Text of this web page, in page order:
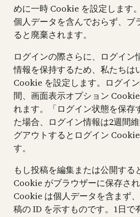
めに一時 Cookie を設定します
個人データを含んでおらず、ブ
ると廃棄されます。
ログインの際さらに、ログイン
情報を保持するため、私たちは
Cookie を設定します。ログイ
間、画面表示オプション
れます。「ログイン状態を保存
た場合、ログイン情報は2週間
グアウトするとログイン
す。
もし投稿を編集または公開する
Cookie がブラウザーに保存さ
Cookie は個人データを含まず
稿の ID を示すものです。1日で